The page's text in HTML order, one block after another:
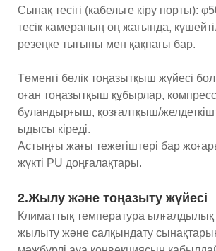
Сынақ тесігі (кабельге кіру порты):
тесік камераның оң жағында,
резеңке тығыны мен қақпағы бар.
Төменгі бөлік тоңазытқыш жүйесі
оған тоңазытқыш құбырлар,
буландырғыш, қозғалтқыш/
ыдысы кіреді.
Астыңғы жағы тежегіштері бар
жүкті PU доңғалақтары.
2.Жылу және тоңазыту жүйесі
Климаттық температура
жылыту және салқындату